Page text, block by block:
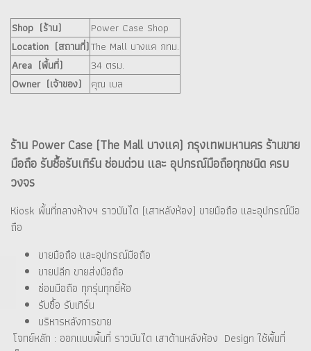
Shop (ร้าน)
Power Case Shop
Location (สถานที่)The Mall บางแค กทม.
Area (พื้นที่)
34 ตรม.
Owner (เจ้าของ)
คุณ เบล
ร้าน Power Case (The Mall บางแค) กรุงเทพมหานคร ร้านขาย
มือถือ รับซื้อรับเทิร์น ซ่อมด่วน และ อุปกรณ์มือถือทุกชนิด ครบ
วงจร
Kiosk พื้นที่กลางห้างฯ ราวบันได (เสาหลังห้อง) ขายมือถือ และอุปกรณ์มือ
ถือ
ขายมือถือ และอุปกรณ์มือถือ
ขายปลีก ขายส่งมือถือ
ซ่อมมือถือ ทุกรุ่นทุกยี่ห้อ
รับซื้อ รับเทิร์น
บริหารหลังการขาย
โจทย์หลัก : ออกแบบพื้นที่ ราวบันได เสาด้านหลังห้อง Design ใช้พื้นที่